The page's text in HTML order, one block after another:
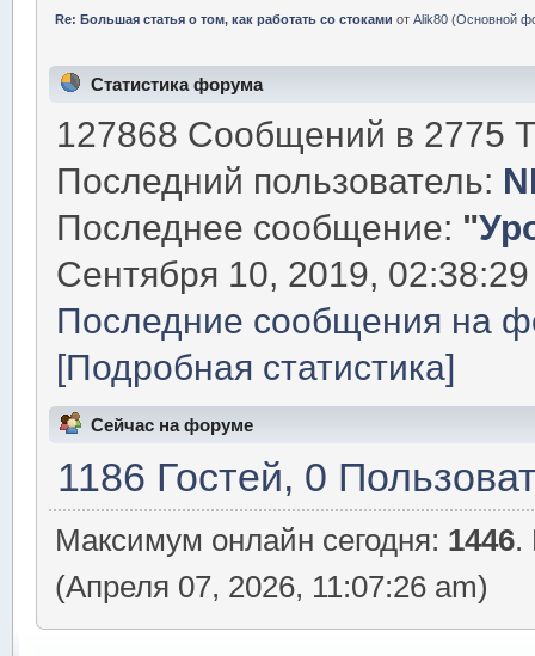
Re: Большая статья о том, как работать со стоками отAlik80 (Основной
Статистика форума
127868 Сообщений в 2775
Последний пользователь:
Последнее сообщение: "
Сентября 10, 2019,
Последние сообщения на
[Подробная статистика]
Сейчас на форуме
1186 Гостей, 0
Максимум онлайн сегодня: 1446.
(Апреля 07, 2026, 11:07:26 am)